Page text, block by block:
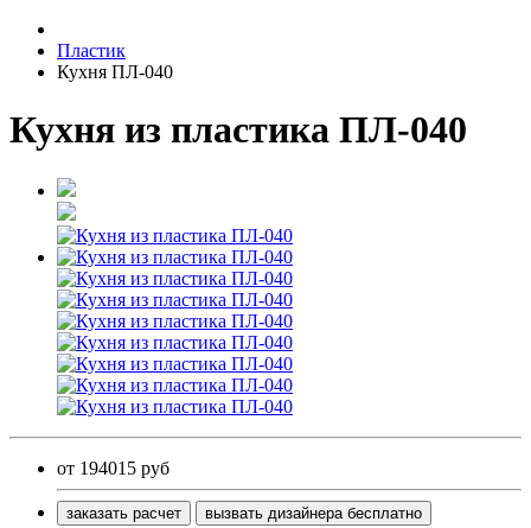
Пластик
Кухня ПЛ-040
Кухня из пластика ПЛ-040
от 194015 руб
заказать расчет вызвать дизайнера бесплатно